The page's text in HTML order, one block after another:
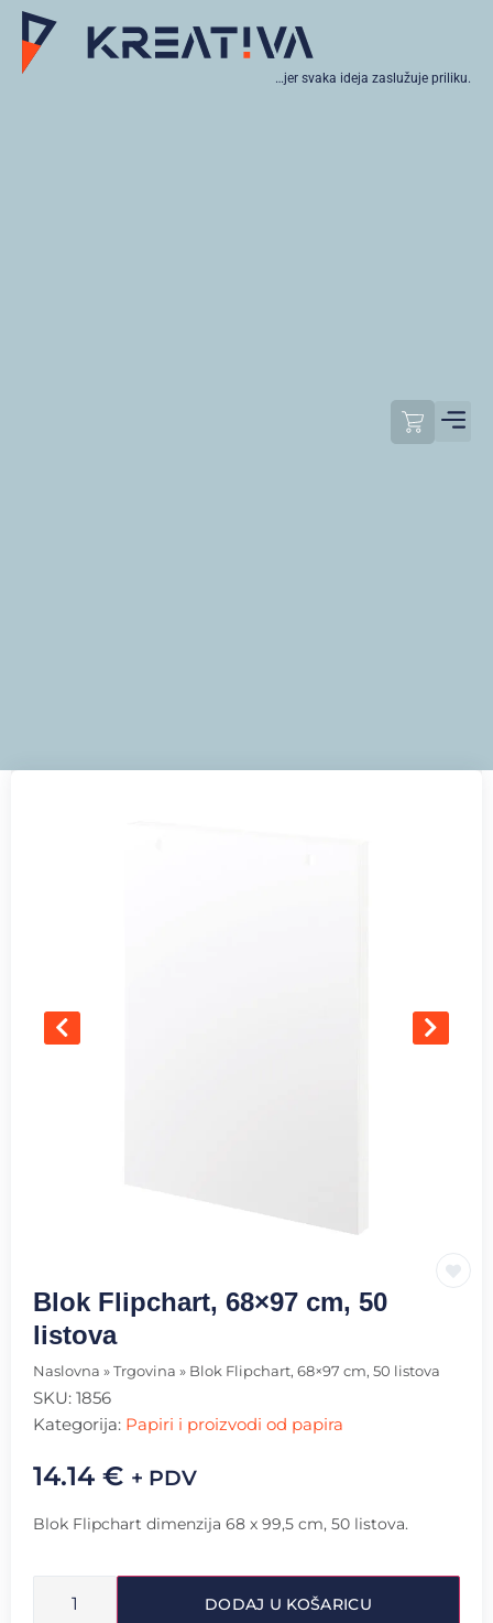
…jer svaka ideja zaslužuje priliku.
Blok Flipchart, 68×97 cm, 50
listova
Naslovna » Trgovina » Blok Flipchart, 68×97 cm, 50 listova
SKU: 1856
Kategorija: Papiri i proizvodi od papira
14.14 € + PDV
Blok Flipchart dimenzija 68 x 99,5 cm, 50 listova.
DODAJ U KOŠARICU